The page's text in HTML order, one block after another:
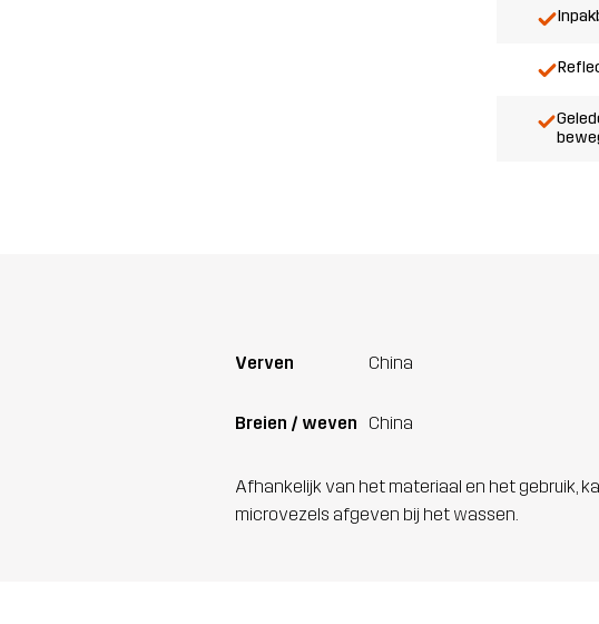
Verven China
Breien / weven China
Afhankelijk van het materiaal en het gebruik,
microvezels afgeven bij het wassen.